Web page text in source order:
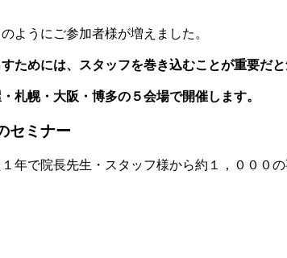
のようにご参加者様が増えました。
ためには、スタッフを巻き込むことが重要だ
札幌・大阪・博多の５会場で開催します。
セミナー
年で院長先生・スタッフ様から約１，０００の